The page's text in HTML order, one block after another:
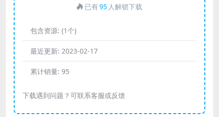
已有95 人解锁下载
包含资源: (1个)
最近更新: 2023-02-17
累计销量: 95
下载遇到问题？可联系客服或反馈